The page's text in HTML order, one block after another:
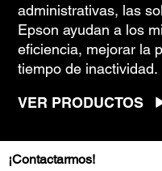
administrativas, las
Epson ayudan a los
eficiencia, mejorar la
tiempo de inactividad.
VER PRODUCTOS
¡Contactarmos!